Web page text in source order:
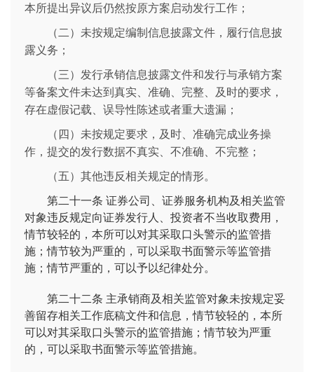
本所提出异议后仍然按原方案启动发行工作；
（二）未按规定编制信息披露文件，履行信息披
露义务；
（三）发行承销信息披露文件和发行与承销方案
等备案文件未达到真实、准确、完整、及时的要求，
存在虚假记载、误导性陈述或者重大遗漏；
（四）未按规定要求，及时、准确完成业务操
作，提交的发行数据不真实、不准确、不完整；
（五）其他违反相关规定的情形。
第二十一条 证券公司、证券服务机构及相关监管
对象违反规定向证券发行人、投资者不当收取费用，
情节较轻的，本所可以对其采取口头警示的监管措
施；情节较为严重的，可以采取书面警示等监管措
施；情节严重的，可以予以纪律处分。
第二十二条 主承销商及相关监管对象未按规定妥
善留存相关工作底稿文件和信息，情节较轻的，本所
可以对其采取口头警示的监管措施；情节较为严重
的，可以采取书面警示等监管措施。